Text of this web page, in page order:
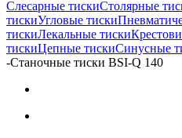
Слесарные тискиСтолярные
тискиУгловые тиски
тискиЛекальные тиски
тискиЦепные тискиСинусные
-Станочные тиски BSI-Q 140